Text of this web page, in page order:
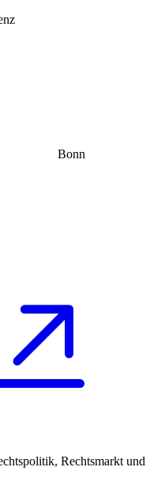
Bonn
Rechtsmarkt und